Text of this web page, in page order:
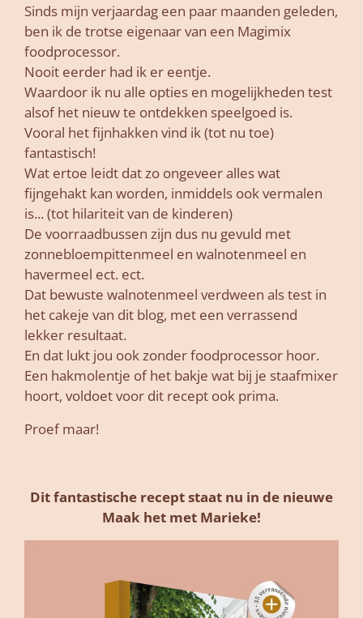
Sinds mijn verjaardag een paar maanden geleden,
ben ik de trotse eigenaar van een Magimix
foodprocessor.
Nooit eerder had ik er eentje.
Waardoor ik nu alle opties en mogelijkheden test
alsof het nieuw te ontdekken speelgoed is.
Vooral het fijnhakken vind ik (tot nu toe)
fantastisch!
Wat ertoe leidt dat zo ongeveer alles wat
fijngehakt kan worden, inmiddels ook vermalen
is... (tot hilariteit van de kinderen)
De voorraadbussen zijn dus nu gevuld met
zonnebloempittenmeel en walnotenmeel en
havermeel ect. ect.
Dat bewuste walnotenmeel verdween als test in
het cakeje van dit blog, met een verrassend
lekker resultaat.
En dat lukt jou ook zonder foodprocessor hoor.
Een hakmolentje of het bakje wat bij je staafmixer
hoort, voldoet voor dit recept ook prima.
Proef maar!
Dit fantastische recept staat nu in de nieuwe
Maak het met Marieke!